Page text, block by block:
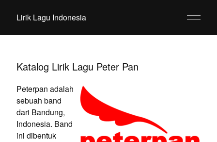
Lirik Lagu Indonesia
Katalog Lirik Lagu Peter Pan
Peterpan adalah
sebuah band
dari Bandung,
Indonesia. Band
ini dibentuk